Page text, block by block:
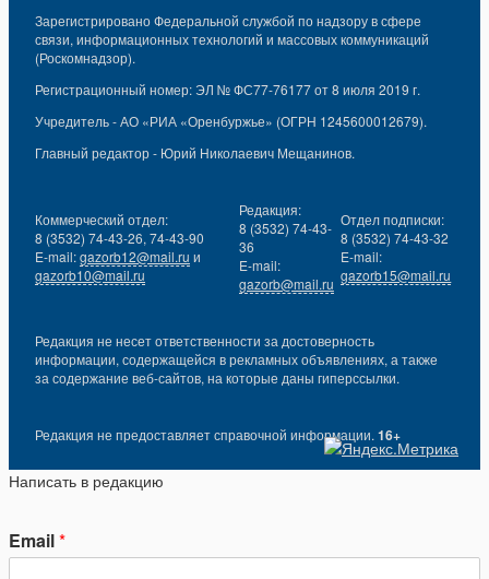
Зарегистрировано Федеральной службой по надзору в сфере
связи, информационных технологий и массовых коммуникаций
(Роскомнадзор).
Регистрационный номер: ЭЛ № ФС77-76177 от 8 июля 2019 г.
Учредитель - АО «РИА «Оренбуржье» (ОГРН 1245600012679).
Главный редактор - Юрий Николаевич Мещанинов.
Коммерческий отдел:
8 (3532) 74-43-26, 74-43-90
E-mail:gazorb12@mail.ru и
gazorb10@mail.ru
Редакция:
8 (3532) 74-43-
36
E-mail:
gazorb@mail.ru
Отдел подписки:
8 (3532) 74-43-32
E-mail:
gazorb15@mail.ru
Редакция не несет ответственности за достоверность
информации, содержащейся в рекламных объявлениях, а также
за содержание веб-сайтов, на которые даны гиперссылки.
Редакция не предоставляет справочной информации. 16+
Написать в редакцию
Email*